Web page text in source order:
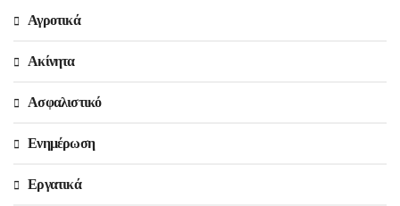
Αγροτικά
Ακίνητα
Ασφαλιστικό
Ενημέρωση
Εργατικά